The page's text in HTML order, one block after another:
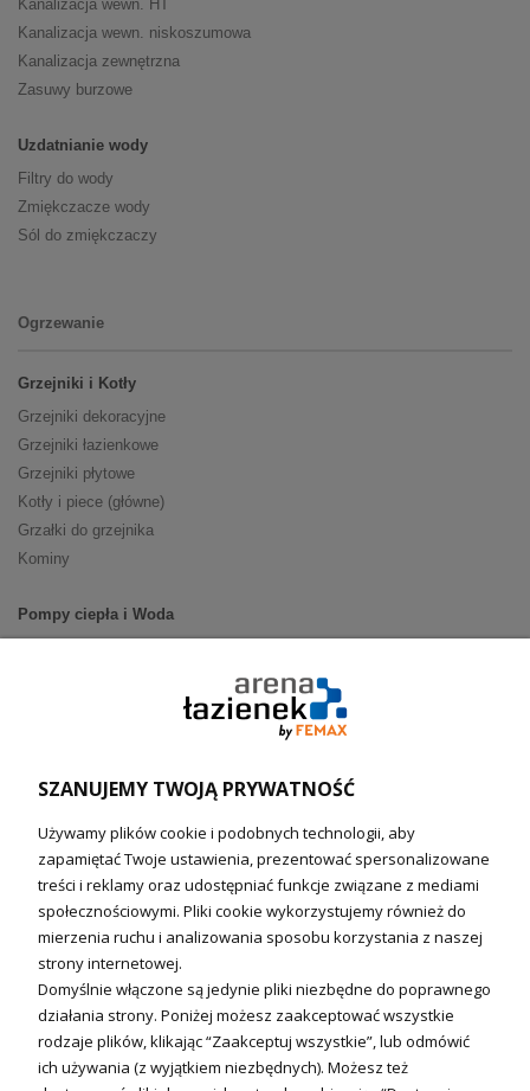
Kanalizacja wewn. HT
Kanalizacja wewn. niskoszumowa
Kanalizacja zewnętrzna
Zasuwy burzowe
Uzdatnianie wody
Filtry do wody
Zmiękczacze wody
Sól do zmiękczaczy
Ogrzewanie
Grzejniki i Kotły
Grzejniki dekoracyjne
Grzejniki łazienkowe
Grzejniki płytowe
Kotły i piece (główne)
Grzałki do grzejnika
Kominy
Pompy ciepła i Woda
Ogrzewanie podłogowe (główne)
Technika solarna
Fotowoltanika
Sterowniki i regulatory
Nagrzewnice i kurtyny
Kuchnia i Wentylacja
Kuchnia
SZANUJEMY TWOJĄ PRYWATNOŚĆ
Używamy plików cookie i podobnych technologii, aby
zapamiętać Twoje ustawienia, prezentować spersonalizowane
treści i reklamy oraz udostępniać funkcje związane z mediami
społecznościowymi. Pliki cookie wykorzystujemy również do
mierzenia ruchu i analizowania sposobu korzystania z naszej
strony internetowej.
Domyślnie włączone są jedynie pliki niezbędne do poprawnego
działania strony. Poniżej możesz zaakceptować wszystkie
rodzaje plików, klikając “Zaakceptuj wszystkie”, lub odmówić
ich używania (z wyjątkiem niezbędnych). Możesz też